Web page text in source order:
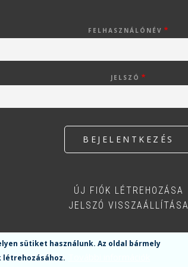
FELHASZNÁLÓNÉV
JELSZÓ
ÚJ FIÓK LÉTREHOZÁSA
JELSZÓ VISSZAÁLLÍTÁSA
sütiket használunk.Az oldal bármely